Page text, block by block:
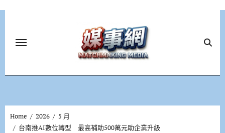
Home 2026
5 月
台南推AI數位轉型 最高補助500萬元助企業升級